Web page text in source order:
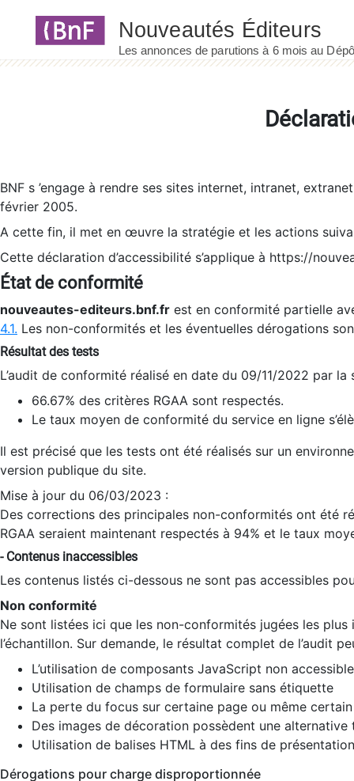
BNF s ’engage à rendre ses sites internet, intranet,
février 2005.
A cette fin, il met en œuvre la stratégie et les actions
Cette déclaration d’accessibilité s’applique à https://
État de conformité
nouveautes-editeurs.bnf.fr est en conformité partielle
4.1. Les non-conformités et les éventuelles dérogations
Résultat des tests
L’audit de conformité réalisé en date du 09/11/2022 par
66.67% des critères RGAA sont respectés.
Le taux moyen de conformité du service en ligne
Il est précisé que les tests ont été réalisés sur un
version publique du site.
Mise à jour du 06/03/2023 :
Des corrections des principales non-conformités ont été
RGAA seraient maintenant respectés à 94% et le taux
- Contenus inaccessibles
Les contenus listés ci-dessous ne sont pas accessibles
Non conformité
Ne sont listées ici que les non-conformités jugées les
l’échantillon. Sur demande, le résultat complet de l’audit
L’utilisation de composants JavaScript non
Utilisation de champs de formulaire sans étiquette
La perte du focus sur certaine page ou même
Des images de décoration possèdent une alternative
Utilisation de balises HTML à des fins de
Dérogations pour charge disproportionnée